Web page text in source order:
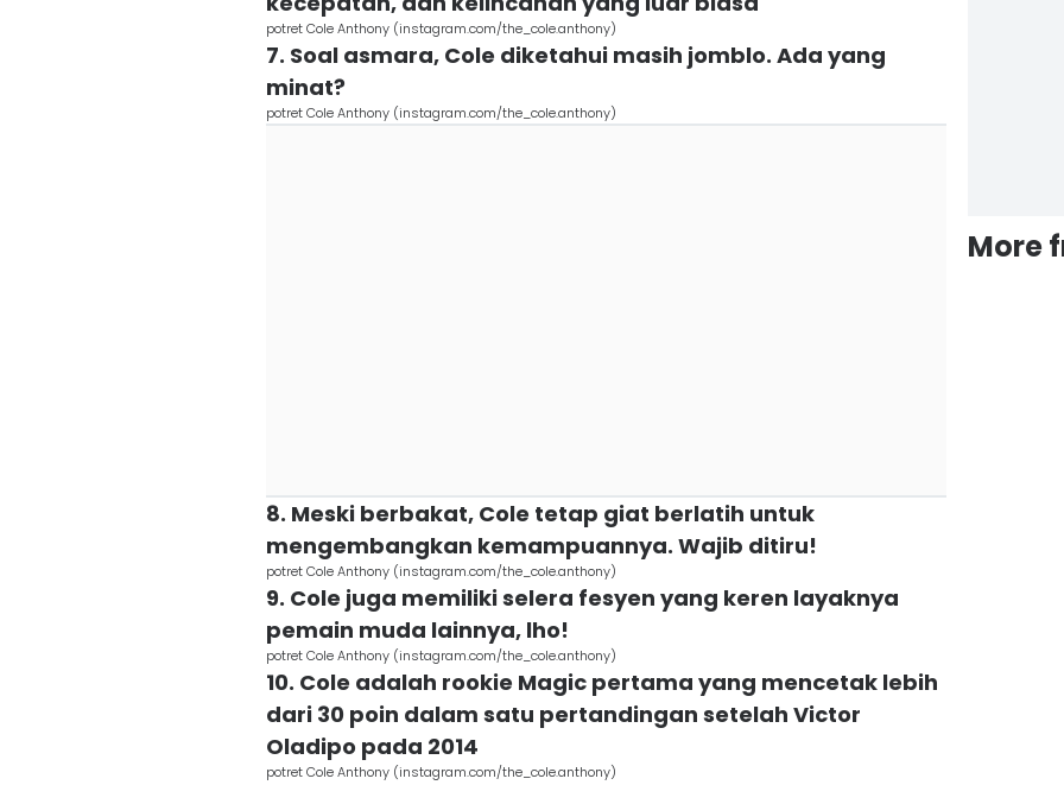
potret Cole Anthony (instagram.com/the_cole.anthony)
7. Soal asmara, Cole diketahui masih jomblo. Ada yang
minat?
potret Cole Anthony (instagram.com/the_cole.anthony)
8. Meski berbakat, Cole tetap giat berlatih untuk
mengembangkan kemampuannya. Wajib ditiru!
potret Cole Anthony (instagram.com/the_cole.anthony)
9. Cole juga memiliki selera fesyen yang keren layaknya
pemain muda lainnya, lho!
potret Cole Anthony (instagram.com/the_cole.anthony)
10. Cole adalah rookie Magic pertama yang mencetak lebih
dari 30 poin dalam satu pertandingan setelah Victor
Oladipo pada 2014
potret Cole Anthony (instagram.com/the_cole.anthony)
More